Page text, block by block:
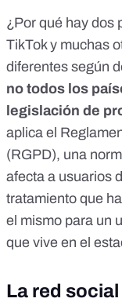
¿Por qué hay dos
TikTok y muchas
diferentes según
no todos los
legislación de
aplica el
(RGPD), una
afecta a usuarios
tratamiento que
el mismo para un
que vive en el
La red